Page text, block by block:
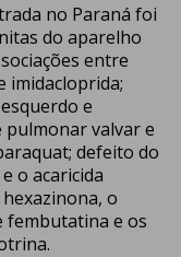
no Paraná foi
do aparelho
entre
imidacloprida;
e
valvar e
defeito do
o acaricida
o
fembutatina e os